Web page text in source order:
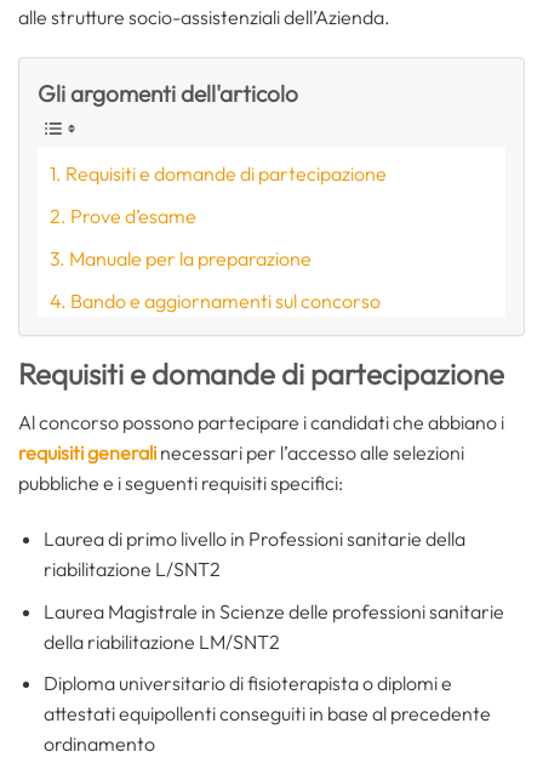
alle strutture socio-assistenziali dell’Azienda.
Gli argomenti dell'articolo
Requisiti e domande di partecipazione
Prove d’esame
Manuale per la preparazione
Bando e aggiornamenti sul concorso
Requisiti e domande di partecipazione
Al concorso possono partecipare i candidati che abbiano i
requisiti generali necessari per l’accesso alle selezioni
pubbliche e i seguenti requisiti specifici:
Laurea di primo livello in Professioni sanitarie della
riabilitazione L/SNT2
Laurea Magistrale in Scienze delle professioni sanitarie
della riabilitazione LM/SNT2
Diploma universitario di fisioterapista o diplomi e
attestati equipollenti conseguiti in base al precedente
ordinamento